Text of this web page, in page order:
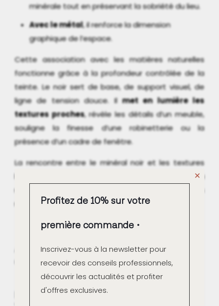
minérale tout en préservant la sobriété du lieu.
Avec le métal, il renforce la dimension
graphique de l’espace.
Cette association avec les matières naturelles
fonctionne grâce à la profondeur contrôlée de la
teinte. Le noir sert de base, de support visuel, de
ligne de tension douce. Ilmet en lumière les
textures proches, révèle les détails d’un meuble,
souligne la finesse d’une robinetterie ou la
présence d’un cadre de fenêtre.
La rencontre entre le minéral noir et les textures
brutes donne une atmosphère équilibrée : la
matériaux naturels l’ouvrent et le réchauffent.
Applications du béton ciré noir
dans les espaces contemporains
Dans le salon : profondeur et stabilité
✕
Profitez de 10% sur votre
première commande
Inscrivez-vous à la newsletter pour
recevoir des conseils professionnels,
découvrir les actualités et profiter
d'offres exclusives.